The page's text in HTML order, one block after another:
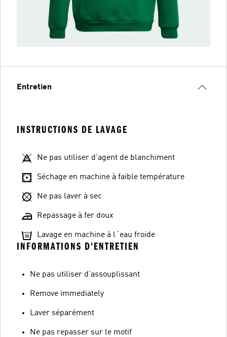
Entretien
INSTRUCTIONS DE LAVAGE
Ne pas utiliser d'agent de blanchiment
Séchage en machine à faible température
Ne pas laver à sec
Repassage à fer doux
Lavage en machine à l´eau froide
INFORMATIONS D'ENTRETIEN
Ne pas utiliser d'assouplissant
Remove immediately
Laver séparément
Ne pas repasser sur le motif